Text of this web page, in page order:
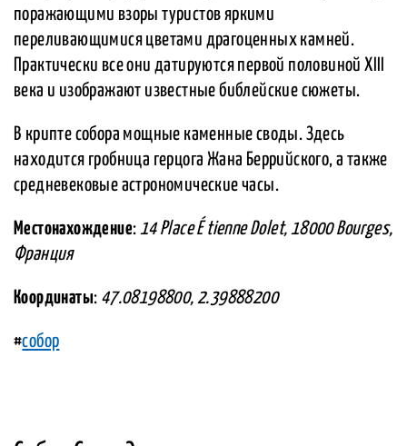
поражающими взоры туристов яркими
переливающимися цветами драгоценных камней.
Практически все они датируются первой половиной XIII
века и изображают известные библейские сюжеты.
В крипте собора мощные каменные своды. Здесь
находится гробница герцога Жана Беррийского, а также
средневековые астрономические часы.
Местонахождение: 14 Place É tienne Dolet, 18000 Bourges,
Франция
Координаты: 47.08198800, 2.39888200
#собор